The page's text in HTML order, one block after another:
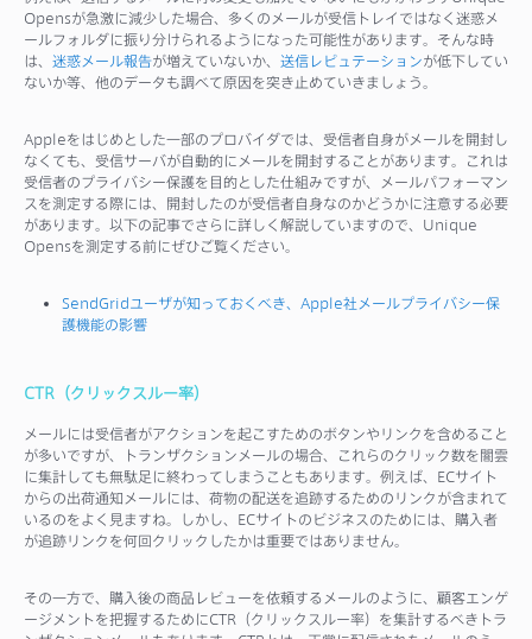
Opensが急激に減少した場合、多くのメールが受信トレイではなく迷惑メ
ールフォルダに振り分けられるようになった可能性があります。そんな時
は、 迷惑メール報告が増えていないか、 送信レピュテーションが低下してい
ないか等、他のデータも調べて原因を突き止めていきましょう。
Appleをはじめとした一部のプロバイダでは、受信者自身がメールを開封し
なくても、受信サーバが自動的にメールを開封することがあります。これは
受信者のプライバシー保護を目的とした仕組みですが、メールパフォーマン
スを測定する際には、開封したのが受信者自身なのかどうかに注意する必要
があります。以下の記事でさらに詳しく解説していますので、Unique
Opensを測定する前にぜひご覧ください。
SendGridユーザが知っておくべき、Apple社メールプライバシー保
護機能の影響
CTR（クリックスルー率）
メールには受信者がアクションを起こすためのボタンやリンクを含めること
が多いですが、トランザクションメールの場合、これらのクリック数を闇雲
に集計しても無駄足に終わってしまうこともあります。例えば、ECサイト
からの出荷通知メールには、荷物の配送を追跡するためのリンクが含まれて
いるのをよく見ますね。しかし、ECサイトのビジネスのためには、購入者
が追跡リンクを何回クリックしたかは重要ではありません。
その一方で、購入後の商品レビューを依頼するメールのように、顧客エンゲ
ージメントを把握するためにCTR（クリックスルー率）を集計するべきトラ